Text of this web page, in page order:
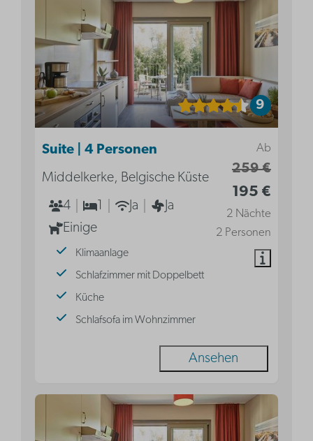
9
Ab
259 €
195 €
2 Nächte
2 Personen
Suite | 4 Personen
Middelkerke, Belgische Küste
4
1 Ja
Ja
Einige
Klimaanlage
Schlafzimmer mit Doppelbett
Küche
Schlafsofa im Wohnzimmer
Ansehen